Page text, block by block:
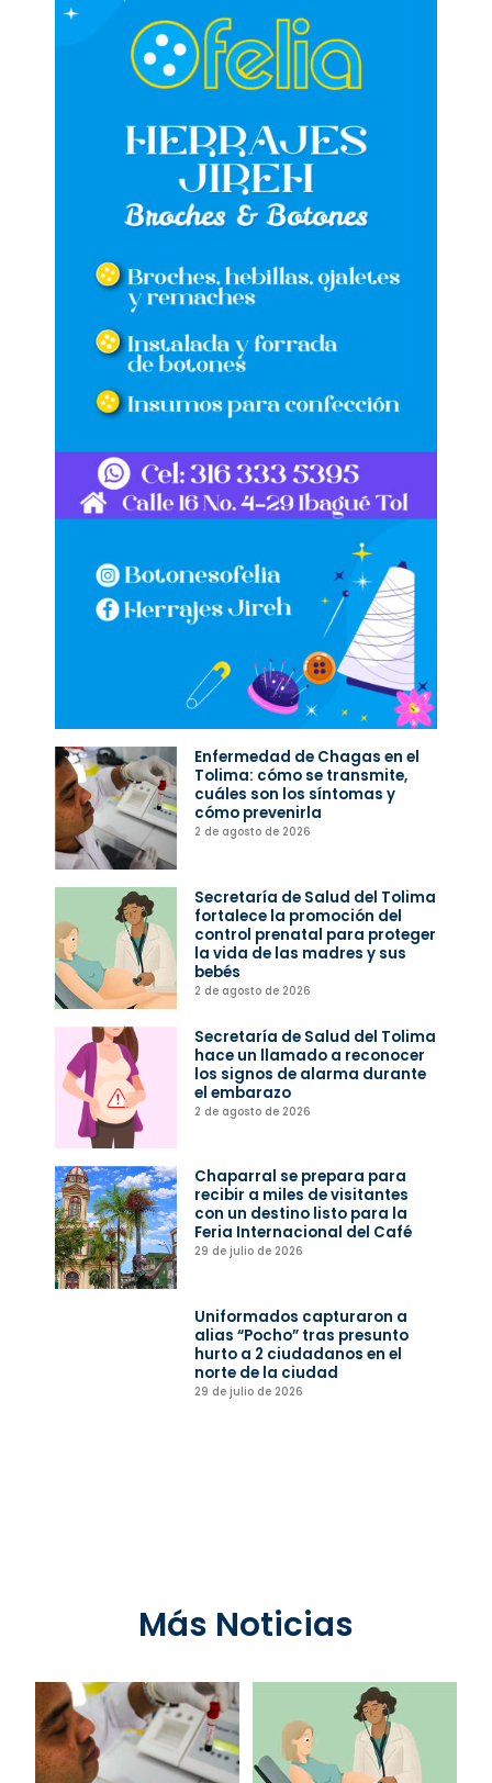
Enfermedad de Chagas en el
Tolima: cómo se transmite,
cuáles son los síntomas y
cómo prevenirla
2 de agosto de 2026
Secretaría de Salud del Tolima
fortalece la promoción del
control prenatal para proteger
la vida de las madres y sus
bebés
2 de agosto de 2026
Secretaría de Salud del Tolima
hace un llamado a reconocer
los signos de alarma durante
el embarazo
2 de agosto de 2026
Chaparral se prepara para
recibir a miles de visitantes
con un destino listo para la
Feria Internacional del Café
29 de julio de 2026
Uniformados capturaron a
alias “Pocho” tras presunto
hurto a 2 ciudadanos en el
norte de la ciudad
29 de julio de 2026
Más Noticias